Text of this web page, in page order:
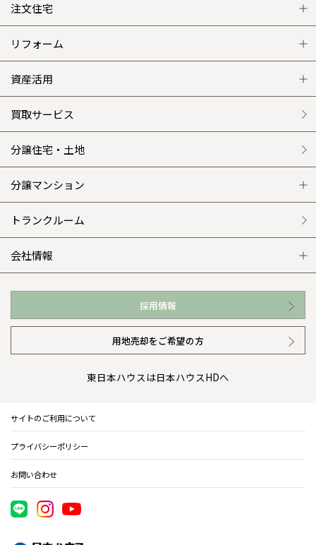
注文住宅
注文住宅 トップ
グレートステージ
クレステージ
施工事例
平屋の家
外観・インテリア集
WEB住宅展示場
お近くの展示場
イベント情報
住まいのコラム
住まいのお手入れ集
リフォーム
リフォーム トップ
リフォームメニュー
選ばれる理由
リフォームの流れ
介護保険利用で快適リフォーム
カタログ請求（無料）
資産活用
資産活用 トップ
賃貸併用住宅のメリット
安心のサポートシステム
商品紹介
展示場案内
買取サービス
分譲住宅・土地
分譲マンション
分譲マンション トップ
ワザックとは
高い信頼性
安心の管理体制
トランクルーム
会社情報
会社情報 トップ
ニュースリリース
会社概要
事業部紹介
IR情報
採用情報
用地売却をご希望の方
東日本ハウスは日本ハウスHDへ
サイトのご利用について
プライバシーポリシー
お問い合わせ